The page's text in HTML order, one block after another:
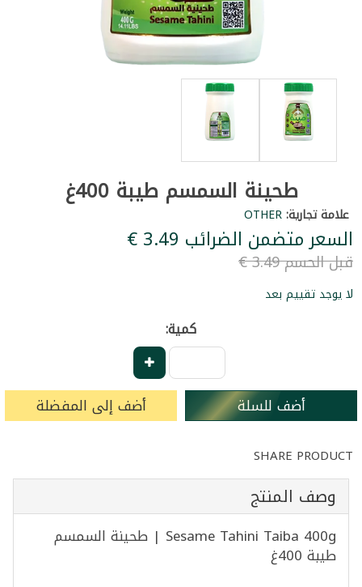
طحينة السمسم طيبة 400غ
علامة تجارية:OTHER
السعر متضمن الضرائب ‏3.49 €
قبل الحسم ‏3.49 €
لا يوجد تقييم بعد
كمية:
أضف للسلة أضف إلى المفضلة
SHARE PRODUCT
وصف المنتج
Sesame Tahini Taiba 400g | طحينة السمسم
طيبة 400غ